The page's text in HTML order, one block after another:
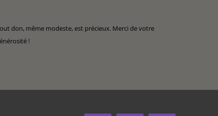
don, même modeste, est précieux. Merci de votre
!